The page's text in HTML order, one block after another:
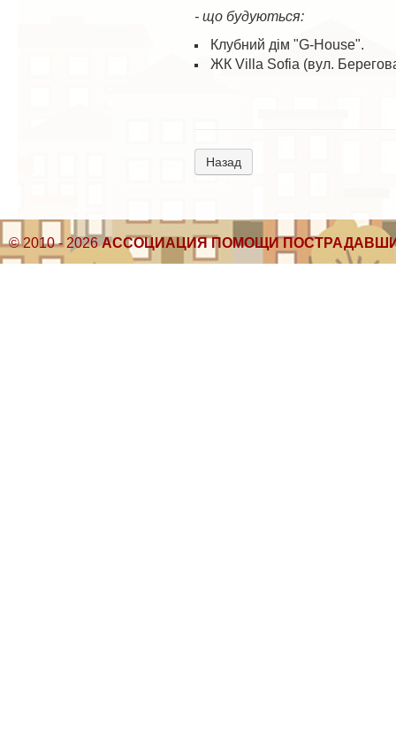
- що будуються:
Клубний дім "G-House".
ЖК Villa Sofia (вул.
Назад
© 2010 - 2026АССОЦИАЦИЯ ПОМОЩИ